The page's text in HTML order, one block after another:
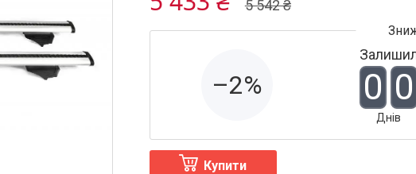
5 542 ₴
–2% 0 0
Днів
Купити